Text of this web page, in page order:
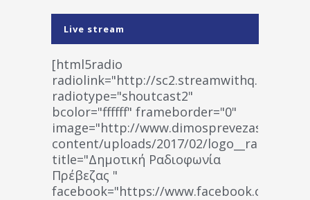
Live stream
[html5radio
radiolink="http://
radiotype="shoutcast2"
bcolor="ffffff" frameborder="0"
image="http://www.dimosprevezas.gr/wp-
content/uploads/2017/02/
title="Δημοτική Ραδιοφωνία
Πρέβεζας "
facebook="https://www.facebook.com/